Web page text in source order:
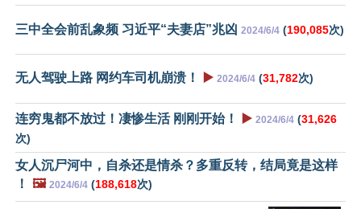
三中全会前乱象频 习近平“夫妻店”兆凶 2024/6/4 (190,085次)
无人驾驶上路 网约车司机崩溃！ ▶️ 2024/6/4 (31,782次)
连穷鬼都不放过！凄惨生活 刚刚开始！ ▶️ 2024/6/4 (31,626
次)
女人沉尸河中，自杀还是情杀？多重反转，结局竟是这样
！
🖼️ 2024/6/4 (188,618次)